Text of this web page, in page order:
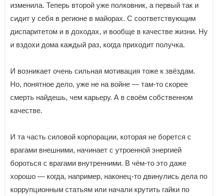
изменила. Теперь второй уже полковник, а первый так и
сидит у себя в регионе в майорах. С соответствующим
диспаритетом и в доходах, и вообще в качестве жизни. Ну
и вздохи дома каждый раз, когда приходит получка.
И возникает очень сильная мотивация тоже к звёздам.
Но, понятное дело, уже не на войне — там-то скорее
смерть найдешь, чем карьеру. А в своём собственном
качестве.
И та часть силовой корпорации, которая не борется с
врагами внешними, начинает с утроенной энергией
бороться с врагами внутренними. В чём-то это даже
хорошо — когда, например, наконец-то двинулись дела по
коррупционным статьям или начали крутить гайки по